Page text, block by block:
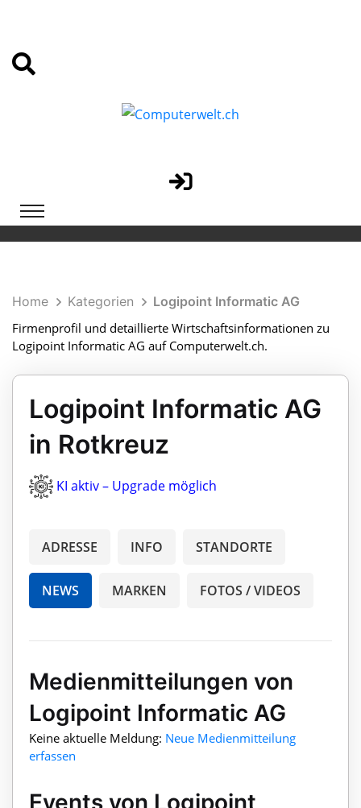
Home Kategorien
Logipoint Informatic AG
Firmenprofil und detaillierte Wirtschaftsinformationen zu
Logipoint Informatic AG auf Computerwelt.ch.
Logipoint Informatic AG
in Rotkreuz
KI aktiv – Upgrade möglich
ADRESSE INFO STANDORTE
NEWS MARKEN FOTOS / VIDEOS
Medienmitteilungen von
Logipoint Informatic AG
Keine aktuelle Meldung: Neue Medienmitteilung
erfassen